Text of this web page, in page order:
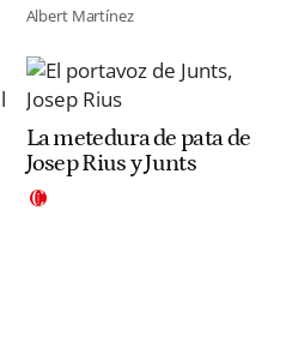
Albert Martínez
La metedura de pata de
Josep Rius y Junts